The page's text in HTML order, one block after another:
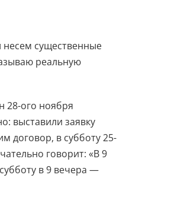
существенные
реальную
28-ого ноября
выставили заявку
договор, в субботу 25-
говорит: «В 9
в 9 вечера —